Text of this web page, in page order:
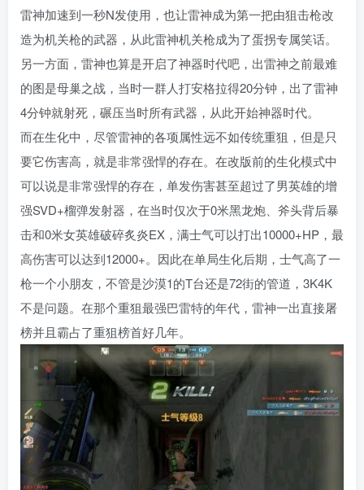
雷神加速到一秒N发使用，也让雷神成为第一把由狙击枪改
造为机关枪的武器，从此雷神机关枪成为了蛋拐专属笑话。
另一方面，雷神也算是开启了神器时代吧，出雷神之前最难
的图是母巢之战，当时一群人打安格拉得20分钟，出了雷神
4分钟就射死，碾压当时所有武器，从此开始神器时代。
而在生化中，尽管雷神的各项属性远不如传统重狙，但是只
要它伤害高，就是非常强悍的存在。在改版前的生化模式中
可以说是非常强悍的存在，单发伤害甚至超过了男英雄的增
强SVD+榴弹发射器，在当时仅次于0米黑龙炮、斧头背后暴
击和0米女英雄破碎炙炎EX，满士气可以打出10000+HP，最
高伤害可以达到12000+。因此在单局生化后期，士气高了一
枪一个小朋友，不管是沙漠1的T台还是72街的管道，3K4K
不是问题。在那个重狙最强巴雷特的年代，雷神一出直接屠
榜并且霸占了重狙榜首好几年。